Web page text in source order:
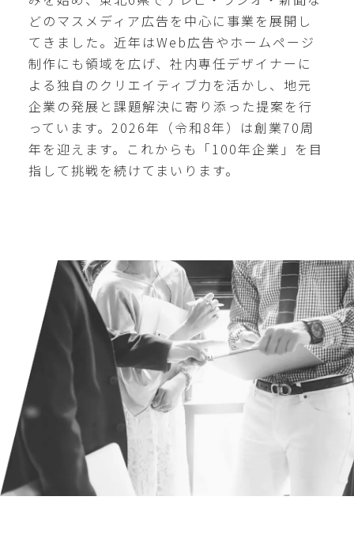
どのマスメディア広告を中心に事業を展開し
てきました。近年はWeb広告やホームページ
制作にも領域を広げ、社内専任デザイナーに
よる独自のクリエイティブ力を活かし、地元
企業の発展と課題解決に寄り添った提案を行
っています。2026年（令和8年）は創業70周
年を迎えます。これからも「100年企業」を目
指して挑戦を続けてまいります。